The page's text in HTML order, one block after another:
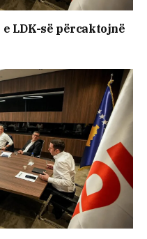
LDK-së përcaktojnë